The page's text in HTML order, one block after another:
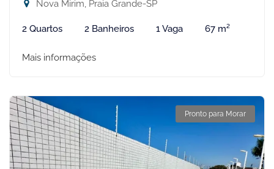
Nova Mirim, Praia Grande-SP
2 Quartos 2 Banheiros 1 Vaga 67 m²
Mais informações
Pronto para Morar